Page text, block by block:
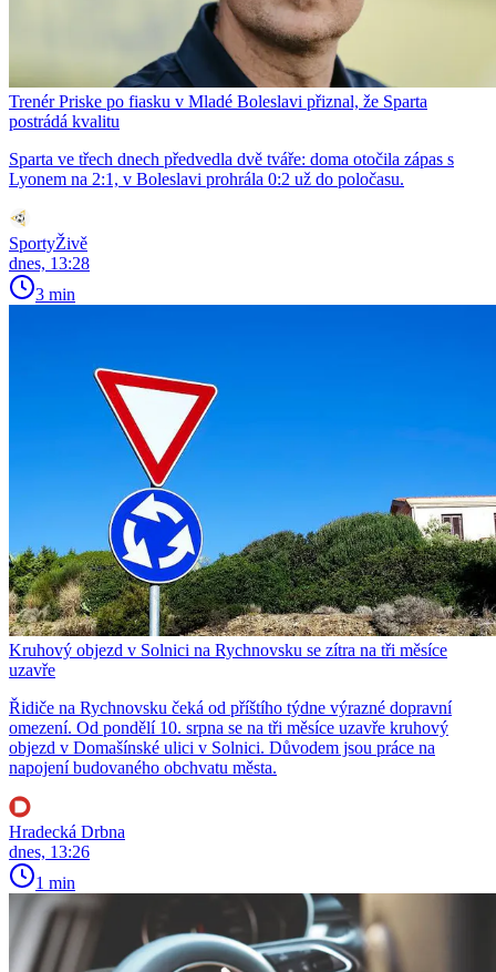
Trenér Priske po fiasku v Mladé Boleslavi přiznal, že Sparta
postrádá kvalitu
Sparta ve třech dnech předvedla dvě tváře: doma otočila zápas s
Lyonem na 2:1, v Boleslavi prohrála 0:2 už do poločasu.
SportyŽivě
dnes, 13:28
3 min
Kruhový objezd v Solnici na Rychnovsku se zítra na tři měsíce
uzavře
Řidiče na Rychnovsku čeká od příštího týdne výrazné dopravní
omezení. Od pondělí 10. srpna se na tři měsíce uzavře kruhový
objezd v Domašínské ulici v Solnici. Důvodem jsou práce na
napojení budovaného obchvatu města.
Hradecká Drbna
dnes, 13:26
1 min